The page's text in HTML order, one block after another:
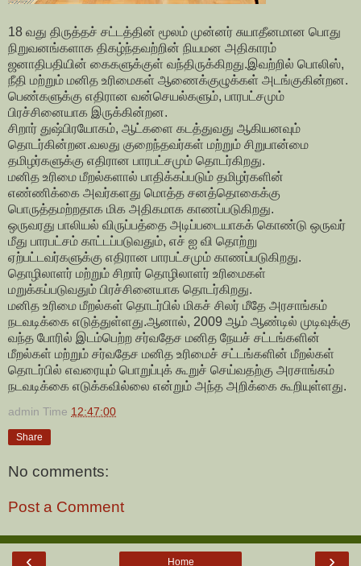
18 வது திருத்தச் சட்டத்தின் மூலம் முன்னர் சுயாதீனமான பொது
நிறுவனங்களாக திகழ்ந்தவற்றின் நியமன அதிகாரம்
ஜனாதிபதியின் கைகளுக்குள் வந்திருக்கிறது.இவற்றில் பொலிஸ்,
நீதி மற்றும் மனித உரிமைகள் ஆணைக்குழுக்கள் அடங்குகின்றன.
பெண்களுக்கு எதிரான வன்செயல்களும், பாரபட்சமும்
பிரச்சினையாக இருக்கின்றன.
சிறார் துஷ்பிரயோகம், ஆட்களை கடத்துவது ஆகியனவும்
தொடர்கின்றன.வலது குறைந்தவர்கள் மற்றும் சிறுபான்மை
தமிழர்களுக்கு எதிரான பாரபட்சமும் தொடர்கிறது.
மனித உரிமை மீறல்களால் பாதிக்கப்படும் தமிழர்களின்
எண்ணிக்கை அவர்களது மொத்த சனத்தொகைக்கு
பொருத்தமற்றதாக மிக அதிகமாக காணப்படுகிறது.
ஒருவரது பாலியல் விருப்பத்தை அடிப்படையாகக் கொண்டு ஒருவர்
மீது பாரபட்சம் காட்டப்படுவதும், எச் ஐ வி தொற்று
ஏற்பட்டவர்களுக்கு எதிரான பாரபட்சமும் காணப்படுகிறது.
தொழிலாளர் மற்றும் சிறார் தொழிலாளர் உரிமைகள்
மறுக்கப்படுவதும் பிரச்சினையாக தொடர்கிறது.
மனித உரிமை மீறல்கள் தொடர்பில் மிகச் சிலர் மீதே அரசாங்கம்
நடவடிக்கை எடுத்துள்ளது.ஆனால், 2009 ஆம் ஆண்டில் முடிவுக்கு
வந்த போரில் இடம்பெற்ற சர்வதேச மனித நேயச் சட்டங்களின்
மீறல்கள் மற்றும் சர்வதேச மனித உரிமைச் சட்டங்களின் மீறல்கள்
தொடர்பில் எவரையும் பொறுப்புக் கூறுச் செய்வதற்கு அரசாங்கம்
நடவடிக்கை எடுக்கவில்லை என்றும் அந்த அறிக்கை கூறியுள்ளது.
admin Time 12:47:00
Share
No comments:
Post a Comment
‹ ›
Home